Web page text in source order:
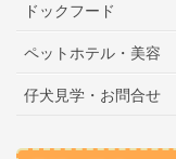
ドックフード
ペットホテル・美容
仔犬見学・お問合せ